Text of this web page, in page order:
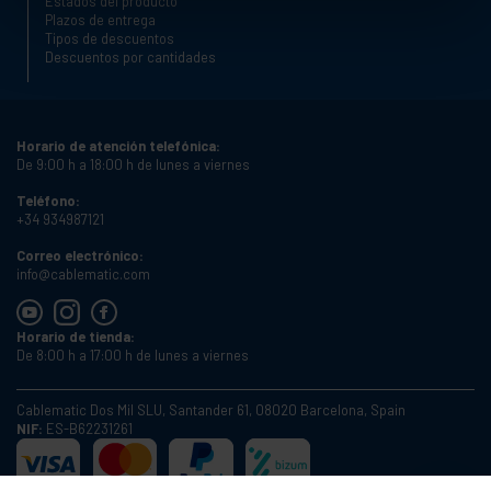
Plazos de entrega
Tipos de descuentos
Descuentos por cantidades
Horario de atención telefónica:
De 9:00 h a 18:00 h de lunes a viernes
Teléfono:
+34 934987121
Correo electrónico:
info@cablematic.com
Horario de tienda:
De 8:00 h a 17:00 h de lunes a viernes
Cablematic Dos Mil SLU, Santander 61, 08020 Barcelona, Spain
NIF: ES-B62231261